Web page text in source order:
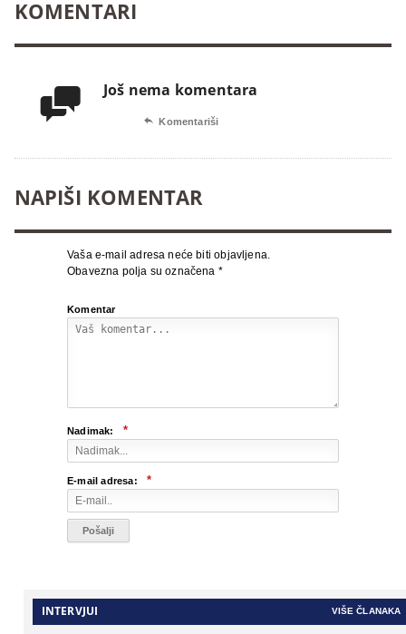
KOMENTARI
 Još nema komentara
 Komentariši
NAPIŠI KOMENTAR
Vaša e-mail adresa neće biti objavljena.
Obavezna polja su označena *
Komentar
Nadimak: *
E-mail adresa: *
INTERVJUI VIŠE ČLANAKA